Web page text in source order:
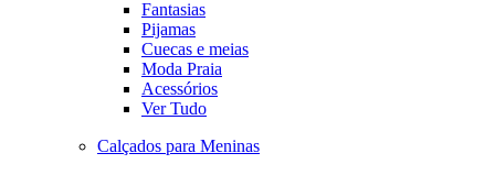
Fantasias
Pijamas
Cuecas e meias
Moda Praia
Acessórios
Ver Tudo
Calçados para Meninas